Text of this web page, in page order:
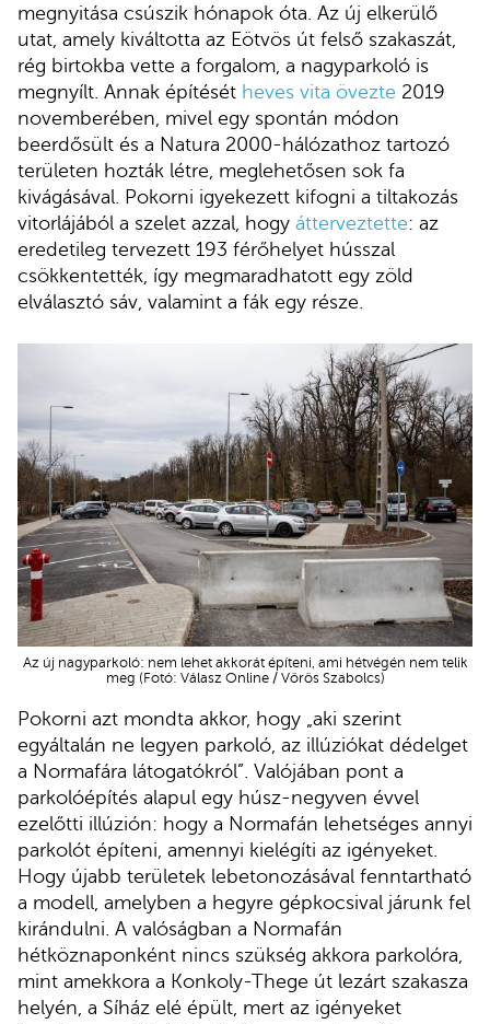
megnyitása csúszik hónapok óta. Az új elkerülő
utat, amely kiváltotta az Eötvös út felső szakaszát,
rég birtokba vette a forgalom, a nagyparkoló is
megnyílt. Annak építését heves vita övezte 2019
novemberében, mivel egy spontán módon
beerdősült és a Natura 2000-hálózathoz tartozó
területen hozták létre, meglehetősen sok fa
kivágásával. Pokorni igyekezett kifogni a tiltakozás
vitorlájából a szelet azzal, hogy átterveztette: az
eredetileg tervezett 193 férőhelyet hússzal
csökkentették, így megmaradhatott egy zöld
elválasztó sáv, valamint a fák egy része.
Az új nagyparkoló: nem lehet akkorát építeni, ami hétvégén nem telik
meg (Fotó: Válasz Online / Vörös Szabolcs)
Pokorni azt mondta akkor, hogy „aki szerint
egyáltalán ne legyen parkoló, az illúziókat dédelget
a Normafára látogatókról”. Valójában pont a
parkolóépítés alapul egy húsz-negyven évvel
ezelőtti illúzión: hogy a Normafán lehetséges annyi
parkolót építeni, amennyi kielégíti az igényeket.
Hogy újabb területek lebetonozásával fenntartható
a modell, amelyben a hegyre gépkocsival járunk fel
kirándulni. A valóságban a Normafán
hétköznaponként nincs szükség akkora parkolóra,
mint amekkora a Konkoly-Thege út lezárt szakasza
helyén, a Síház elé épült, mert az igényeket